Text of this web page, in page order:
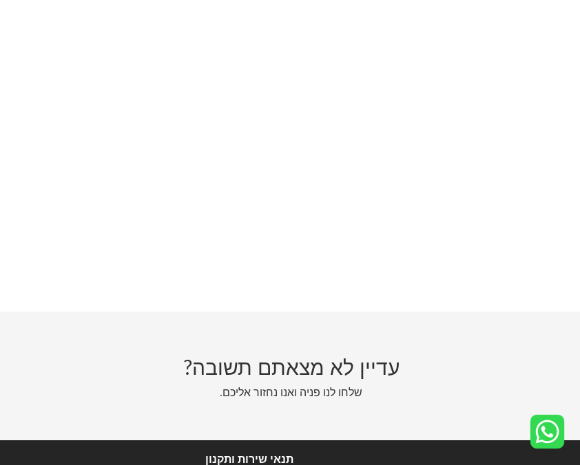
עדיין לא מצאתם תשובה?
שלחו לנו פניה ואנו נחזור אליכם.
תנאי שירות ותקנון